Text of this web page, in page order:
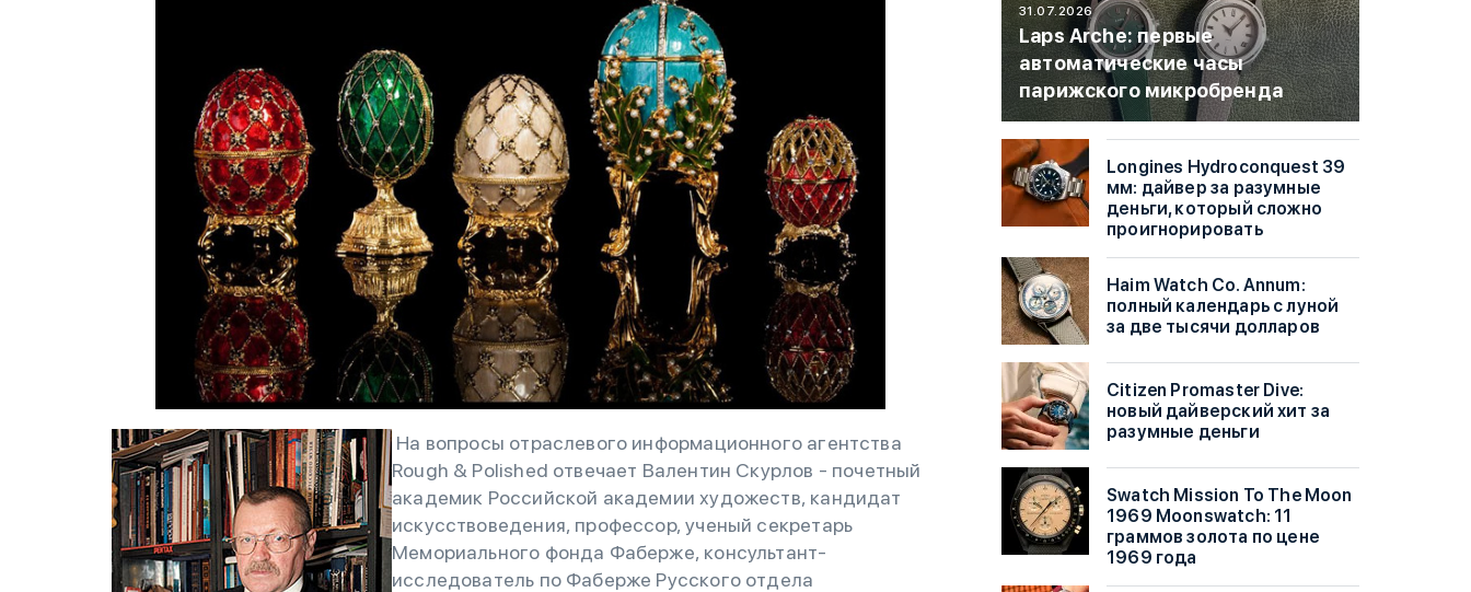
На вопросы отраслевого информационного агентства
Rough & Polished отвечает Валентин Скурлов - почетный
академик Российской академии художеств, кандидат
искусствоведения, профессор, ученый секретарь
Мемориального фонда Фаберже, консультант-
исследователь по Фаберже Русского отдела
31.07.2026
Laps Arche: первые
автоматические часы
парижского микробренда
Longines Hydroconquest 39
мм: дайвер за разумные
деньги, который сложно
проигнорировать
Haim Watch Co. Annum:
полный календарь с луной
за две тысячи долларов
Citizen Promaster Dive:
новый дайверский хит за
разумные деньги
Swatch Mission To The Moon
1969 Moonswatch: 11
граммов золота по цене
1969 года